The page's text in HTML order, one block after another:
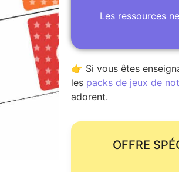
Les ressources
👉 Si vous êtes
les packs de jeux de
adorent.
OFFRE